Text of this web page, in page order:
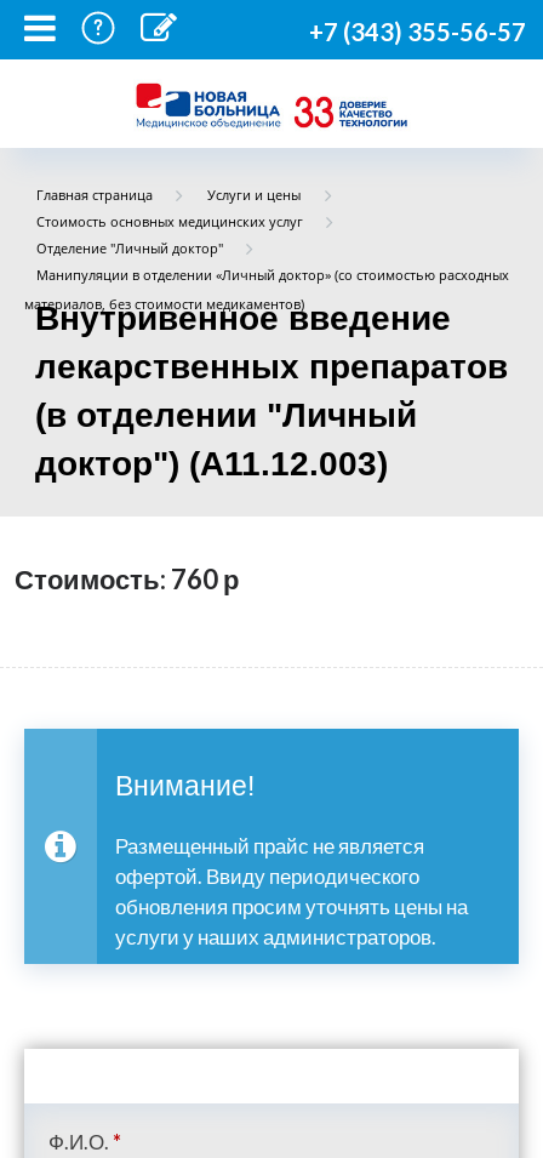
+7 (343) 355-56-57
Главная страница
Услуги и цены
Стоимость основных медицинских услуг
Отделение "Личный доктор"
Манипуляции в отделении «Личный доктор» (со стоимостью расходных
материалов, без стоимости медикаментов)
Внутривенное введение
лекарственных препаратов
(в отделении "Личный
доктор") (A11.12.003)
Стоимость: 760р
Внимание!
Размещенный прайс не является
офертой. Ввиду периодического
обновления просим уточнять цены на
услуги у наших администраторов.
Ф.И.О. *